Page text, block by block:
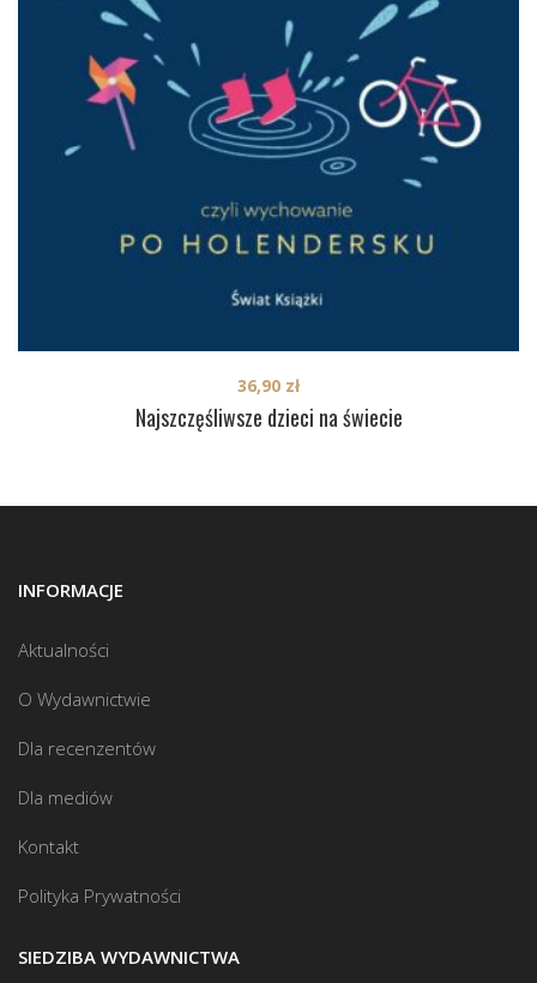
Najszczęśliwsze dzieci na świecie
36,90 zł
INFORMACJE
Aktualności
O Wydawnictwie
Dla recenzentów
Dla mediów
Kontakt
Polityka Prywatności
SIEDZIBA WYDAWNICTWA